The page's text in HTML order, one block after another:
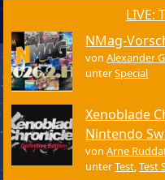
LIVE:
NMag-
vonAlexander
unterSpecial
Xenoblade
Nintendo
vonArne
unterTest,Test